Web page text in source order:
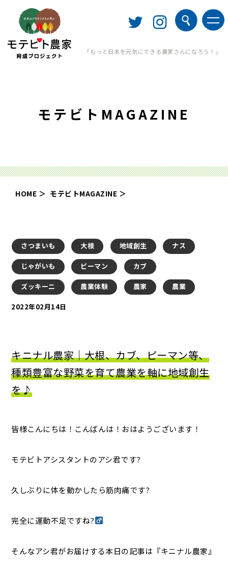
「もっと日本を元気にできる農家さんになろう！」
モテビトMAGAZINE
HOME モテビトMAGAZINE
さつまいも 大根 地域創生 ナス
じゃがいも ピーマン カブ
ズッキーニ 農業体験 農家 農業
2022年02月14日
キニナル農家｜大根、カブ、ピーマン等、
種類豊富な野菜を育て農業を軸に地域創生
を♪
皆様こんにちは！こんばんは！おはようございます！
モテビトアシスタントのアシ君です?
久しぶりに体を動かしたら筋肉痛です?
完全に運動不足ですね?‍
そんなアシ君がお届けする本日の記事は『キニナル農家』